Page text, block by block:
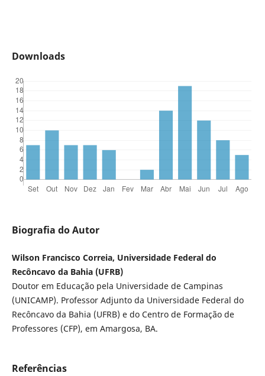
Downloads
Biografia do Autor
Wilson Francisco Correia, Universidade Federal do
Recôncavo da Bahia (UFRB)
Doutor em Educação pela Universidade de Campinas
(UNICAMP). Professor Adjunto da Universidade Federal do
Recôncavo da Bahia (UFRB) e do Centro de Formação de
Professores (CFP), em Amargosa, BA.
Referências